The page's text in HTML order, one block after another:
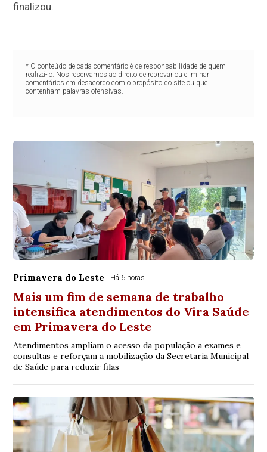
finalizou.
* O conteúdo de cada comentário é de responsabilidade de quem
realizá-lo. Nos reservamos ao direito de reprovar ou eliminar
comentários em desacordo com o propósito do site ou que
contenham palavras ofensivas.
Primavera do Leste Há 6 horas
Mais um fim de semana de trabalho
intensifica atendimentos do Vira Saúde
em Primavera do Leste
Atendimentos ampliam o acesso da população a exames e
consultas e reforçam a mobilização da Secretaria Municipal
de Saúde para reduzir filas